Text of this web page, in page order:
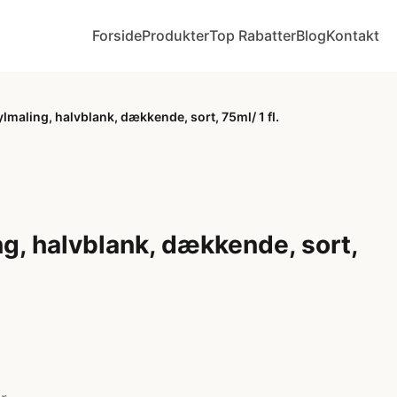
ForsideProdukterTop RabatterBlogKontakt
halvblank, dækkende, sort, 75ml/ 1 fl.
halvblank, dækkende, sort,